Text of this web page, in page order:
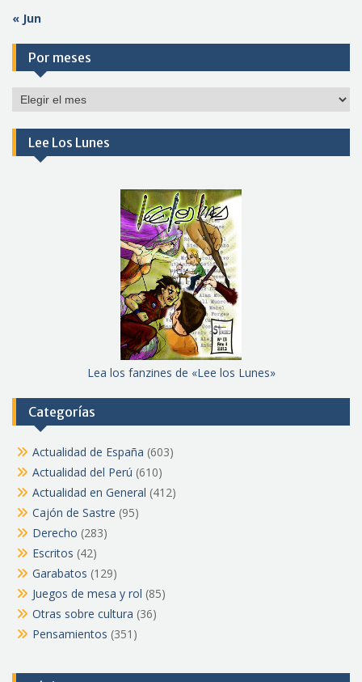
« Jun
Por meses
Por
Lee Los Lunes
Lea los fanzines de «Lee los Lunes»
Categorías
Actualidad de España (603)
Actualidad del Perú (610)
Actualidad en General (412)
Cajón de Sastre (95)
Derecho (283)
Escritos (42)
Garabatos (129)
Juegos de mesa y rol (85)
Otras sobre cultura (36)
Pensamientos (351)